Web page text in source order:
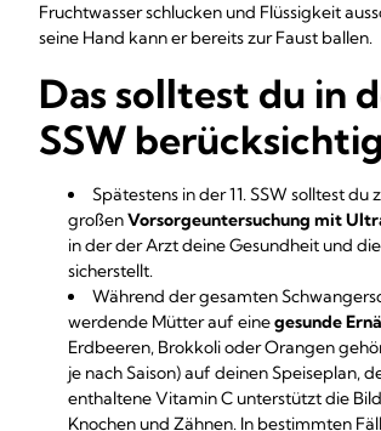
Fruchtwasser schlucken und Flüssigkeit
seine Hand kann er bereits zur Faust ballen.
Das solltest du in
SSW
Spätestens in der 11. SSW solltest du
großenVorsorgeuntersuchung mit
in der der Arzt deine Gesundheit und
sicherstellt.
Während der gesamten
werdende Mütter auf einegesunde
Erdbeeren, Brokkoli oder Orangen
je nach Saison) auf deinen Speiseplan,
enthaltene Vitamin C unterstützt die
Knochen und Zähnen. In bestimmten